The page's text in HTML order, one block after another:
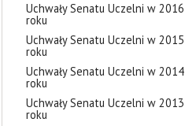
Uchwały Senatu Uczelni w 2016
roku
Uchwały Senatu Uczelni w 2015
roku
Uchwały Senatu Uczelni w 2014
roku
Uchwały Senatu Uczelni w 2013
roku